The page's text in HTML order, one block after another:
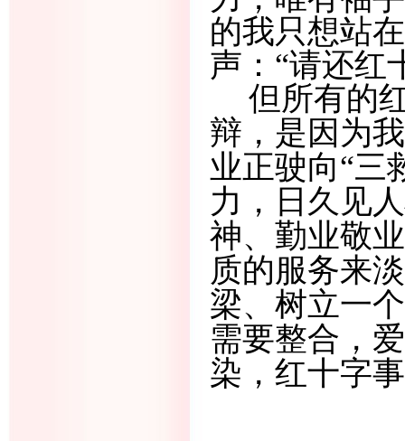
的我只想站
声： “请还红
但所有的
辩，是因为
业正驶向“三
力，日久见
神、勤业敬
质的服务来
梁、树立一
需要整合，
染，红十字